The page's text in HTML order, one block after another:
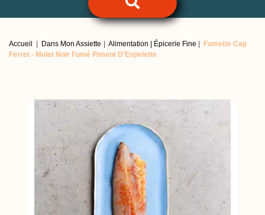
Accueil Dans Mon Assiette Alimentation | Épicerie Fine
Fumette Cap
Ferret - Mulet Noir Fumé Piment D’Espelette